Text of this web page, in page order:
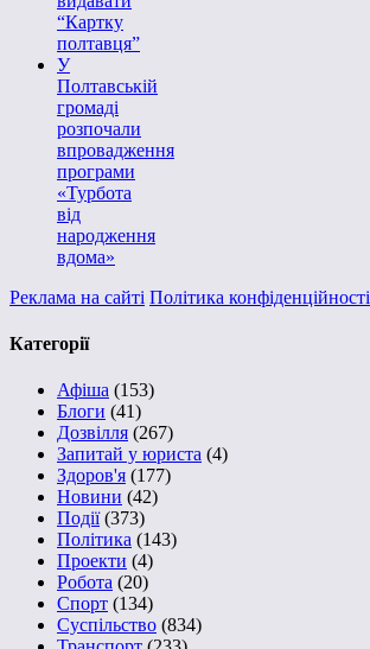
“Картку
полтавця”
У
Полтавській
громаді
розпочали
впровадження
програми
«Турбота
від
народження
вдома»
Реклама на сайті Політика конфіденційності
Категорії
Афіша (153)
Блоги (41)
Дозвілля (267)
Запитай у юриста (4)
Здоров'я (177)
Новини (42)
Події(373)
Політика (143)
Проекти (4)
Робота (20)
Спорт (134)
Суспільство (834)